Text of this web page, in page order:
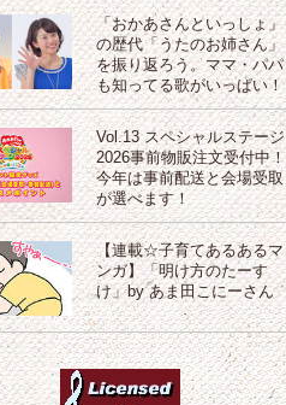
「おかあさんといっしょ」
の歴代「うたのお姉さん」
を振り返ろう。ママ・パパ
も知ってる歌がいっぱい！
Vol.13 スペシャルステージ
2026事前物販注文受付中！
今年は事前配送と会場受取
が選べます！
【連載☆子育てあるあるマ
ンガ】「明け方のたーす
け」by あま田こにーさん